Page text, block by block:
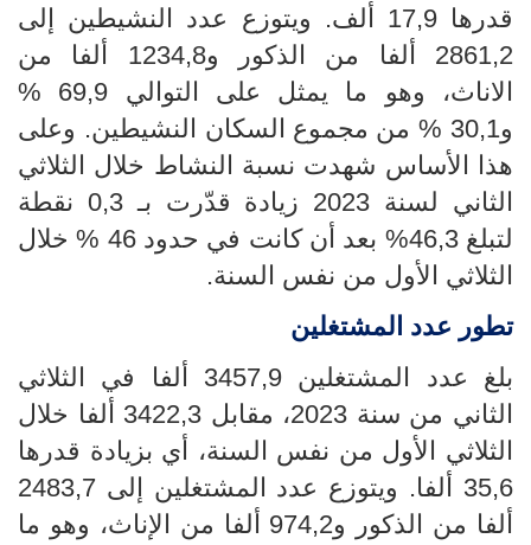
قدرها 17,9 ألف. ويتوزع عدد النشيطين إلى
2861,2 ألفا من الذكور و1234,8 ألفا من
الاناث، وهو ما يمثل على التوالي 69,9 %
و30,1 % من مجموع السكان النشيطين. وعلى
هذا الأساس شهدت نسبة النشاط خلال الثلاثي
الثاني لسنة 2023 زيادة قدّرت بـ 0,3 نقطة
لتبلغ 46,3% بعد أن كانت في حدود 46 % خلال
الثلاثي الأول من نفس السنة.
تطور عدد المشتغلين
بلغ عدد المشتغلين 3457,9
ألفا في الثلاثي
الثاني من سنة 2023، مقابل 3422,3 ألفا خلال
الثلاثي الأول من نفس السنة، أي بزيادة قدرها
35,6 ألفا. ويتوزع عدد المشتغلين إلى 2483,7
ألفا من الذكور و974,2 ألفا من الإناث، وهو ما